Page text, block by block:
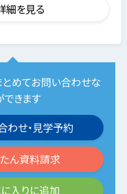
細を見る
めてお問い合わせな
できます
わせ・見学予約
ん資料請求
入りに追加